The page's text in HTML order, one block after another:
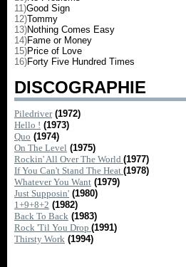
11)Good Sign
12)Tommy
13)Nothing Comes Easy
14)Fame or Money
15)Price of Love
16)Forty Five Hundred Times
DISCOGRAPHIE
Piledriver (1972)
Hello ! (1973)
Quo (1974)
On The Level (1975)
Rockin' All Over The World (1977)
If You Can't Stand The Heat (1978)
Whatever You Want (1979)
Just Supposin' (1980)
1+9+8+2 (1982)
Back To Back (1983)
Rock 'Til You Drop (1991)
Thirsty Work (1994)